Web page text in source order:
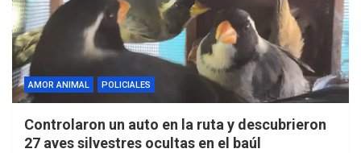
AMOR ANIMAL POLICIALES
Controlaron un auto en la ruta y descubrieron
27 aves silvestres ocultas en el baúl